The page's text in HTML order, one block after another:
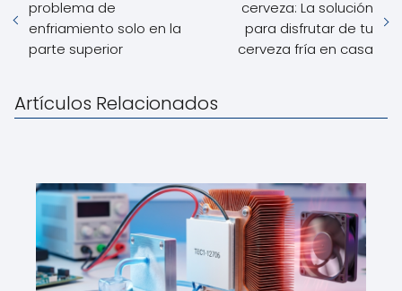
problema de
enfriamiento solo en la
parte superior
cerveza: La solución
para disfrutar de tu
cerveza fría en casa
Artículos Relacionados